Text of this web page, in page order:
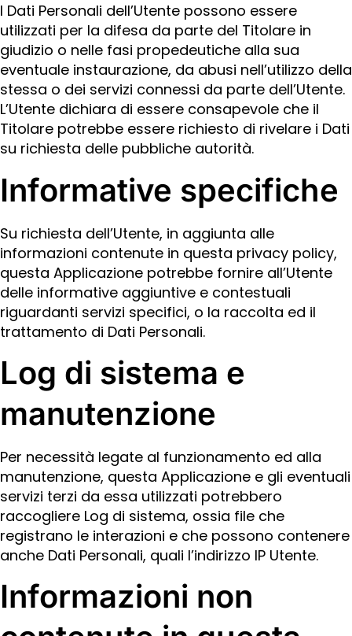
I Dati Personali dell’Utente possono essere
utilizzati per la difesa da parte del Titolare in
giudizio o nelle fasi propedeutiche alla sua
eventuale instaurazione, da abusi nell’utilizzo della
stessa o dei servizi connessi da parte dell’Utente.
L’Utente dichiara di essere consapevole che il
Titolare potrebbe essere richiesto di rivelare i Dati
su richiesta delle pubbliche autorità.
Informative specifiche
Su richiesta dell’Utente, in aggiunta alle
informazioni contenute in questa privacy policy,
questa Applicazione potrebbe fornire all’Utente
delle informative aggiuntive e contestuali
riguardanti servizi specifici, o la raccolta ed il
trattamento di Dati Personali.
Log di sistema e
manutenzione
Per necessità legate al funzionamento ed alla
manutenzione, questa Applicazione e gli eventuali
servizi terzi da essa utilizzati potrebbero
raccogliere Log di sistema, ossia file che
registrano le interazioni e che possono contenere
anche Dati Personali, quali l’indirizzo IP Utente.
Informazioni non